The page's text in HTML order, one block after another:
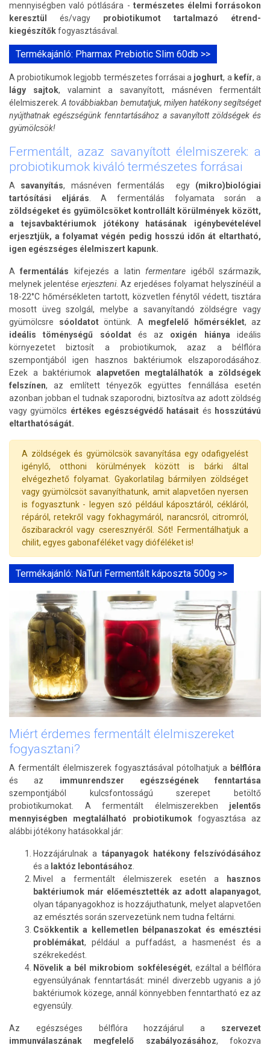
mennyiségben való pótlására - természetes élelmi forrásokon
keresztül és/vagy probiotikumot tartalmazó étrend-
kiegészítőkfogyasztásával.
Termékajánló: Pharmax Prebiotic Slim 60db >>
A probiotikumok legjobb természetes forrásai a joghurt, a kefír, a
lágy sajtok, valamint a savanyított, másnéven fermentált
élelmiszerek.A továbbiakban bemutatjuk, milyen hatékony segítséget
nyújthatnak egészségünk fenntartásához a savanyított zöldségek és
gyümölcsök!
Fermentált, azaz savanyított élelmiszerek: a
probiotikumok kiváló természetes forrásai
A savanyítás, másnéven fermentálás egy (mikro)biológiai
tartósítási eljárás . A fermentálás folyamata során a
zöldségeket és gyümölcsöket kontrollált körülmények között,
a tejsavbaktériumok jótékony hatásának igénybevételével
erjesztjük, a folyamat végén pedig hosszú időn át eltartható,
igen egészséges élelmiszert kapunk.
Afermentálás kifejezés a latin fermentare igéből származik,
melynek jelentése erjeszteni. Az erjedéses folyamat helyszínéül a
18-22°C hőmérsékleten tartott, közvetlen fénytől védett, tisztára
mosott üveg szolgál, melybe a savanyítandó zöldségre vagy
gyümölcsre sóoldatot öntünk. A megfelelő hőmérséklet, az
ideális töménységű sóoldat és az oxigén hiányaideális
környezetet biztosít a probiotikumok, azaz a bélflóra
szempontjából igen hasznos baktériumok elszaporodásához.
Ezek a baktériumok alapvetően megtalálhatók a zöldségek
felszínen, az említett tényezők együttes fennállása esetén
azonban jobban el tudnak szaporodni, biztosítva az adott zöldség
vagy gyümölcs értékes egészségvédő hatásait és hosszútávú
eltarthatóságát.
A zöldségek és gyümölcsök savanyítása egy odafigyelést
igénylő, otthoni körülmények között is bárki által
elvégezhető folyamat. Gyakorlatilag bármilyen zöldséget
vagy gyümölcsöt savanyíthatunk, amit alapvetően nyersen
is fogyasztunk - legyen szó például káposztáról, cékláról,
répáról, retekről vagy fokhagymáról, narancsról, citromról,
őszibarackról vagy cseresznyéről. Sőt! Fermentálhatjuk a
chilit, egyes gabonaféléket vagy dióféléket is!
Termékajánló: NaTuri Fermentált káposzta 500g >>
Miért érdemes fermentált élelmiszereket
fogyasztani?
A fermentált élelmiszerek fogyasztásával pótolhatjuk a bélflóra
és az immunrendszer egészségének fenntartása
szempontjából kulcsfontosságú szerepet betöltő
probiotikumokat. A fermentált élelmiszerekben jelentős
mennyiségben megtalálható probiotikumokfogyasztása az
alábbi jótékony hatásokkal jár:
Hozzájárulnak a tápanyagok hatékony felszívódásához
és a laktóz lebontásához
Mivel a fermentált élelmiszerek esetén a
hasznos
baktériumok már előemésztették az adott alapanyagot,
olyan tápanyagokhoz is hozzájuthatunk, melyet alapvetően
az emésztés során szervezetünk nem tudna feltárni.
Csökkentik a kellemetlen bélpanaszokat és emésztési
problémákat, például a puffadást, a hasmenést és a
székrekedést.
Növelik a bél mikrobiom sokféleségét, ezáltal a bélflóra
egyensúlyának fenntartását: minél diverzebb ugyanis a jó
baktériumok közege, annál könnyebben fenntartható ez az
egyensúly.
Az egészséges bélflóra hozzájárul a szervezet
immunválaszának megfelelő szabályozásához, fokozva